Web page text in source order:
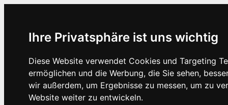
Ihre Privatsphäre ist uns wichtig
Diese Website verwendet Cookies und Targeting
ermöglichen und die Werbung, die Sie sehen,
wir außerdem, um Ergebnisse zu messen, um zu
Website weiter zu entwickeln.